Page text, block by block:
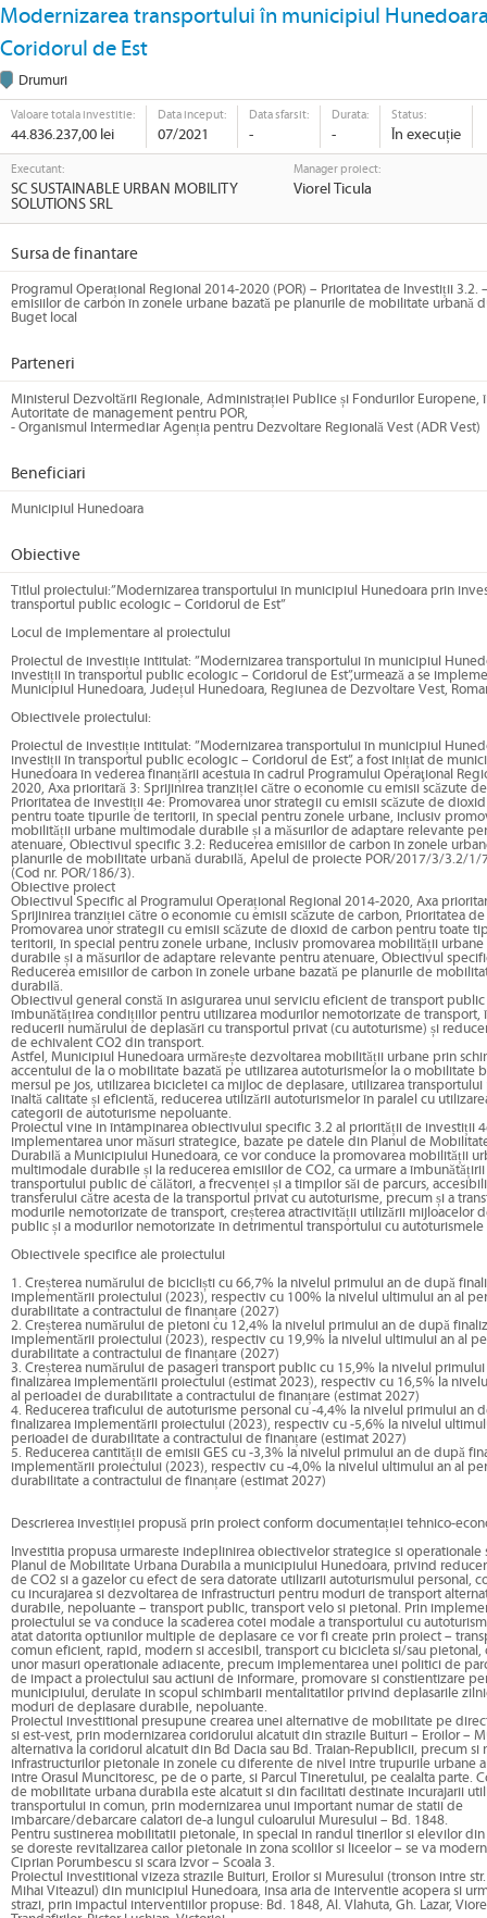
Modernizarea transportului în municipiul
Coridorul de Est
Drumuri
Valoare totala investitie:
44.836.237,00 lei
Data inceput:
07/2021
Data sfarsit:
-
Durata:
-
Status:
În execuție
Executant:
SC SUSTAINABLE URBAN MOBILITY
SOLUTIONS SRL
Manager proiect:
Viorel Ticula
Sursa de finantare
Programul Operațional Regional 2014-2020 (POR) – Prioritatea de Investiții 3.2.
emisiilor de carbon în zonele urbane bazată pe planurile de mobilitate urbană
Buget local
Parteneri
Ministerul Dezvoltării Regionale, Administrației Publice și Fondurilor Europene,
Autoritate de management pentru POR,
- Organismul Intermediar Agenția pentru Dezvoltare Regională Vest (ADR Vest)
Beneficiari
Municipiul Hunedoara
Obiective
Titlul proiectului:”Modernizarea transportului în municipiul Hunedoara prin
transportul public ecologic – Coridorul de Est”
Locul de implementare al proiectului
Proiectul de investiție intitulat: ”Modernizarea transportului în municipiul
investiții în transportul public ecologic – Coridorul de Est”,urmează a se
Municipiul Hunedoara, Județul Hunedoara, Regiunea de Dezvoltare Vest,
Obiectivele proiectului:
Proiectul de investiție intitulat: ”Modernizarea transportului în municipiul
investiții în transportul public ecologic – Coridorul de Est”, a fost inițiat de
Hunedoara în vederea finanțării acestuia în cadrul Programului Operaţional
2020, Axa prioritară 3: Sprijinirea tranziției către o economie cu emisii scăzute
Prioritatea de investiții 4e: Promovarea unor strategii cu emisii scăzute de
pentru toate tipurile de teritorii, în special pentru zonele urbane, inclusiv
mobilității urbane multimodale durabile și a măsurilor de adaptare relevante
atenuare, Obiectivul specific 3.2: Reducerea emisiilor de carbon în zonele
planurile de mobilitate urbană durabilă, Apelul de proiecte POR/2017/3/3.2/1/7
(Cod nr. POR/186/3).
Obiective proiect
Obiectivul Specific al Programului Operațional Regional 2014-2020, Axa
Sprijinirea tranziției către o economie cu emisii scăzute de carbon, Prioritatea
Promovarea unor strategii cu emisii scăzute de dioxid de carbon pentru toate
teritorii, în special pentru zonele urbane, inclusiv promovarea mobilității
durabile și a măsurilor de adaptare relevante pentru atenuare, Obiectivul
Reducerea emisiilor de carbon în zonele urbane bazată pe planurile de
durabilă.
Obiectivul general constă în asigurarea unui serviciu eficient de transport public
îmbunătățirea condițiilor pentru utilizarea modurilor nemotorizate de transport,
reducerii numărului de deplasări cu transportul privat (cu autoturisme) și
de echivalent CO2 din transport.
Astfel, Municipiul Hunedoara urmărește dezvoltarea mobilității urbane prin
accentului de la o mobilitate bazată pe utilizarea autoturismelor la o mobilitate
mersul pe jos, utilizarea bicicletei ca mijloc de deplasare, utilizarea
înaltă calitate și eficientă, reducerea utilizării autoturismelor în paralel cu
categorii de autoturisme nepoluante.
Proiectul vine in întâmpinarea obiectivului specific 3.2 al priorității de investiții
implementarea unor măsuri strategice, bazate pe datele din Planul de
Durabilă a Municipiului Hunedoara, ce vor conduce la promovarea mobilității
multimodale durabile și la reducerea emisiilor de CO2, ca urmare a
transportului public de călători, a frecvenței și a timpilor săi de parcurs,
transferului către acesta de la transportul privat cu autoturisme, precum și a
modurile nemotorizate de transport, creșterea atractivității utilizării mijloacelor
public și a modurilor nemotorizate în detrimentul transportului cu autoturismele
Obiectivele specifice ale proiectului
1. Creșterea numărului de bicicliști cu 66,7% la nivelul primului an de după
implementării proiectului (2023), respectiv cu 100% la nivelul ultimului an al
durabilitate a contractului de finanțare (2027)
2. Creșterea numărului de pietoni cu 12,4% la nivelul primului an de după
implementării proiectului (2023), respectiv cu 19,9% la nivelul ultimului an al
durabilitate a contractului de finanțare (2027)
3. Creșterea numărului de pasageri transport public cu 15,9% la nivelul
finalizarea implementării proiectului (estimat 2023), respectiv cu 16,5% la
al perioadei de durabilitate a contractului de finanțare (estimat 2027)
4. Reducerea traficului de autoturisme personal cu -4,4% la nivelul primului an
finalizarea implementării proiectului (2023), respectiv cu -5,6% la nivelul
perioadei de durabilitate a contractului de finanțare (estimat 2027)
5. Reducerea cantității de emisii GES cu -3,3% la nivelul primului an de după
implementării proiectului (2023), respectiv cu -4,0% la nivelul ultimului an al
durabilitate a contractului de finanțare (estimat 2027)
Descrierea investiției propusă prin proiect conform documentației tehnico-
Investitia propusa urmareste indeplinirea obiectivelor strategice si operationale
Planul de Mobilitate Urbana Durabila a municipiului Hunedoara, privind
de CO2 si a gazelor cu efect de sera datorate utilizarii autoturismului personal,
cu incurajarea si dezvoltarea de infrastructuri pentru moduri de transport
durabile, nepoluante – transport public, transport velo si pietonal. Prin
proiectului se va conduce la scaderea cotei modale a transportului cu
atat datorita optiunilor multiple de deplasare ce vor fi create prin proiect –
comun eficient, rapid, modern si accesibil, transport cu bicicleta si/sau pietonal,
unor masuri operationale adiacente, precum implementarea unei politici de
de impact a proiectului sau actiuni de informare, promovare si constientizare
municipiului, derulate in scopul schimbarii mentalitatilor privind deplasarile
moduri de deplasare durabile, nepoluante.
Proiectul investitional presupune crearea unei alternative de mobilitate pe
si est-vest, prin modernizarea coridorului alcatuit din strazile Buituri – Eroilor –
alternativa la coridorul alcatuit din Bd Dacia sau Bd. Traian-Republicii, precum si
infrastructurilor pietonale in zonele cu diferente de nivel intre trupurile urbane
intre Orasul Muncitoresc, pe de o parte, si Parcul Tineretului, pe cealalta parte.
de mobilitate urbana durabila este alcatuit si din facilitati destinate incurajarii
transportului in comun, prin modernizarea unui important numar de statii de
imbarcare/debarcare calatori de-a lungul culoarului Muresului – Bd. 1848.
Pentru sustinerea mobilitatii pietonale, in special in randul tinerilor si elevilor
se doreste revitalizarea cailor pietonale in zona scolilor si liceelor – se va
Ciprian Porumbescu si scara Izvor – Scoala 3.
Proiectul investitional vizeza strazile Buituri, Eroilor si Muresului (tronson intre str.
Mihai Viteazul) din municipiul Hunedoara, insa aria de interventie acopera si
strazi, prin impactul interventiilor propuse: Bd. 1848, Al. Vlahuta, Gh. Lazar,